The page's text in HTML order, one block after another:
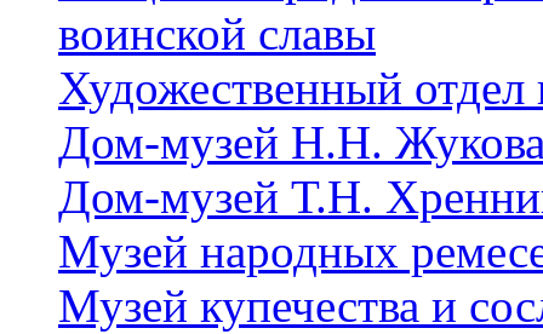
воинской славы
Художественный отдел
Дом-музей Н.Н.
Дом-музей Т.Н.
Музей народных
Музей купечества и